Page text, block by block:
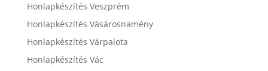
Honlapkészítés Veszprém
Honlapkészítés Vásárosnamény
Honlapkészítés Várpalota
Honlapkészítés Vác